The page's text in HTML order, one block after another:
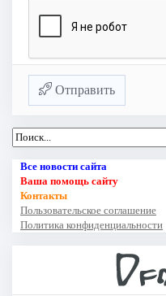
Отправить
Все новости сайта
Ваша помощь сайту
Контакты
Пользовательское соглашение
Политика конфиденциальности